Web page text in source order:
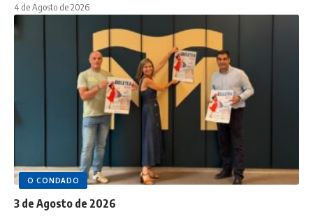
4 de Agosto de 2026
O CONDADO
3 de Agosto de 2026